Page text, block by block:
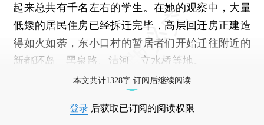
起来总共有千名左右的学生。在她的观察中，大量
低矮的居民住房已经拆迁完毕，高层回迁房正建造
得如火如荼，东小口村的暂居者们开始迁往附近的
新都环岛、黑泉路、清河、立水桥等地。
本文共计1328字 订阅后继续阅读
登录 后获取已订阅的阅读权限